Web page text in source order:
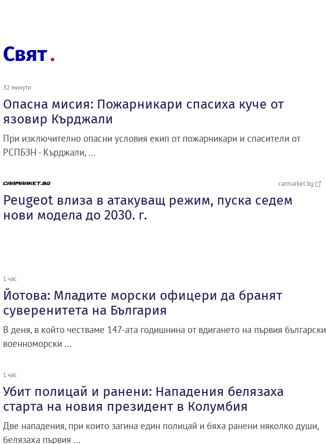
Свят
32 минути
Опасна мисия: Пожарникари спасиха куче от
язовир Кърджали
При изключително опасни условия екип от пожарникари и спасители от
РСПБЗН - Кърджали, ...
carmarket.bg
Peugeot влиза в атакуващ режим, пуска седем
нови модела до 2030. г.
1 час
Йотова: Младите морски офицери да бранят
суверенитета на България
В деня, в който честваме 147-ата годишнина от вдигането на първия български
военноморски ...
1 час
Убит полицай и ранени: Нападения белязаха
старта на новия президент в Колумбия
Две нападения, при които загина един полицай и бяха ранени няколко души,
белязаха първия ...